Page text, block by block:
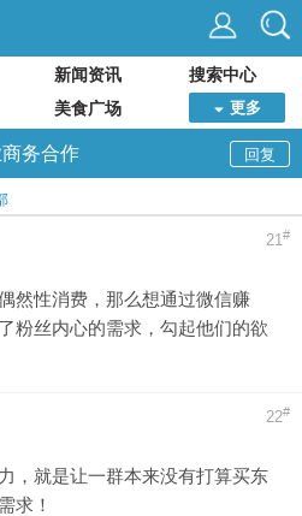
新闻资讯
搜索中心
美食广场 更多
回复
务合作
21#
然性消费，那么想通过微信赚
粉丝内心的需求，勾起他们的欲
22#
，就是让一群本来没有打算买东
求！